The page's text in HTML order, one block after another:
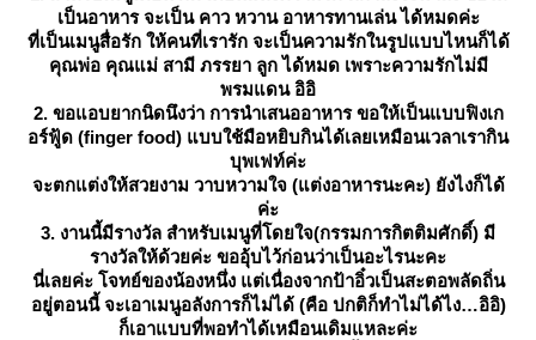
เป็นอาหาร จะเป็น คาว หวาน อาหารทานเล่น ได้หมดค่ะ
ที่เป็นเมนูสื่อรัก ให้คนที่เรารัก จะเป็นความรักในรูปแบบไหนก็ได้
คุณพ่อ คุณแม่ สามี ภรรยา ลูก ได้หมด เพราะความรักไม่มี
พรมแดน อิอิ
2. ขอแอบยากนิดนึงว่า การนำเสนออาหาร ขอให้เป็นแบบฟิงเก
อร์ฟู้ด (finger food) แบบใช้มือหยิบกินได้เลยเหมือนเวลาเรากิน
บุพเฟท์ค่ะ
จะตกแต่งให้สวยงาม วาบหวามใจ (แต่งอาหารนะคะ) ยังไงก็ได้
ค่ะ
3. งานนี้มีรางวัล สำหรับเมนูที่โดยใจ(กรรมการกิตติมศักดิ์) มี
รางวัลให้ด้วยค่ะ ขออุ้บไว้ก่อนว่าเป็นอะไรนะคะ
นี่เลยค่ะ โจทย์ของน้องหนึ่ง แต่เนื่องจากป้าอิ๋วเป็นสะตอพลัดถิ่น
อยู่ตอนนี้ จะเอาเมนูอลังการก็ไม่ได้ (คือ ปกติก็ทำไม่ได้ไง…อิอิ)
ก็เอาแบบที่พอทำได้เหมือนเดิมแหละค่ะ